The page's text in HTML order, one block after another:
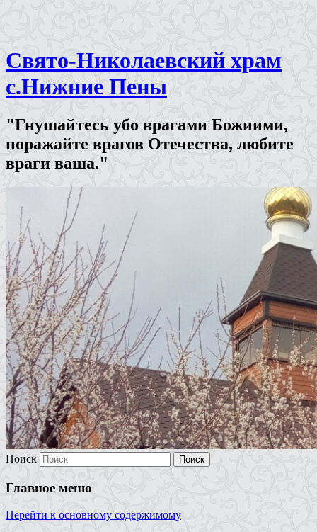
Свято-Николаевский храм
с.Нижние Пены
"Гнушайтесь убо врагами Божиими,
поражайте врагов Отечества, любите
враги ваша."
Поиск
Главное меню
Перейти к основному содержимому